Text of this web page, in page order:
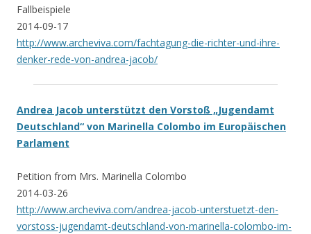
Fallbeispiele
2014-09-17
http://www.archeviva.com/fachtagung-die-richter-und-ihre-
denker-rede-von-andrea-jacob/
Andrea Jacob unterstützt den Vorstoß „Jugendamt
Deutschland“ von Marinella Colombo im Europäischen
Parlament
Petition from Mrs. Marinella Colombo
2014-03-26
http://www.archeviva.com/andrea-jacob-unterstuetzt-den-
vorstoss-jugendamt-deutschland-von-marinella-colombo-im-